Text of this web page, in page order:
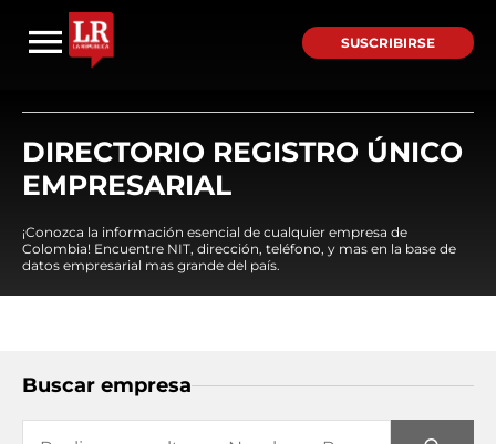
SUSCRIBIRSE
DIRECTORIO REGISTRO ÚNICO
EMPRESARIAL
¡Conozca la información esencial de cualquier empresa de
Colombia! Encuentre NIT, dirección, teléfono, y mas en la base de
datos empresarial mas grande del país.
Buscar empresa